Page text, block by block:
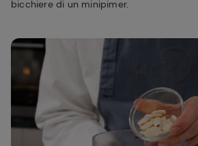
bicchiere di un minipimer.